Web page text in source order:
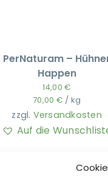
PerNaturam –
Happen
14,00€
70,00 € / kg
zzgl. Versandkosten
Auf die